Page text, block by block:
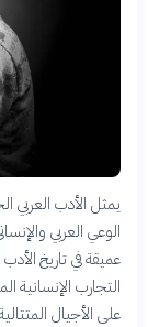
يمثل الأدب العربي
الوعي العربي
عميقة في تاريخ
التجارب الإنسانية
على الأجيال